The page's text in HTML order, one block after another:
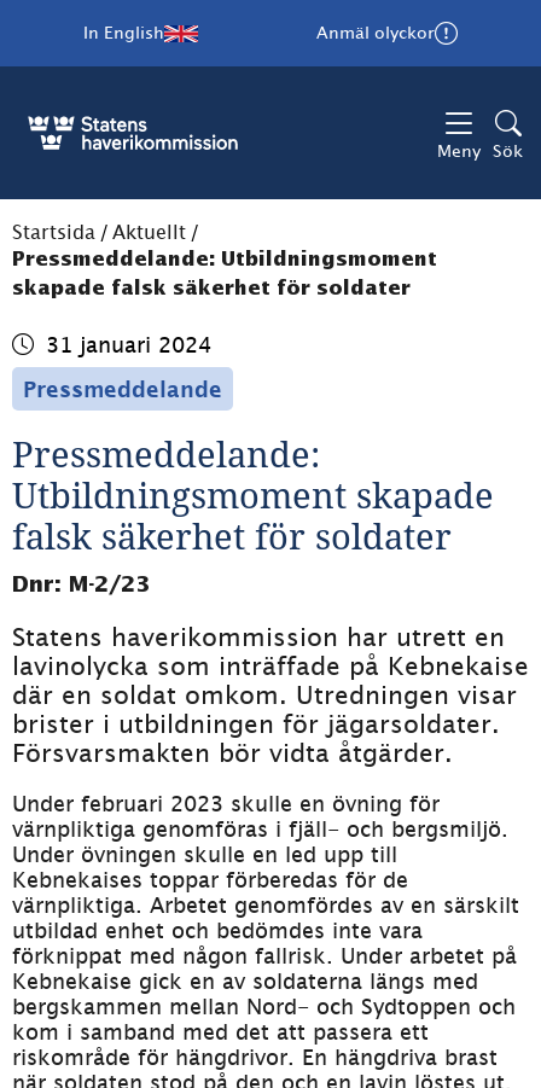
In English Anmäl olyckor
Meny Sök
Startsida / Aktuellt /
Pressmeddelande: Utbildningsmoment
skapade falsk säkerhet för soldater
31 januari 2024
Pressmeddelande
Pressmeddelande:
Utbildningsmoment skapade
falsk säkerhet för soldater
Dnr: M-2/23
Statens haverikommission har utrett en
lavinolycka som inträffade på Kebnekaise
där en soldat omkom. Utredningen visar
brister i utbildningen för jägarsoldater.
Försvarsmakten bör vidta åtgärder.
Under februari 2023 skulle en övning för
värnpliktiga genomföras i fjäll- och bergsmiljö.
Under övningen skulle en led upp till
Kebnekaises toppar förberedas för de
värnpliktiga. Arbetet genomfördes av en särskilt
utbildad enhet och bedömdes inte vara
förknippat med någon fallrisk. Under arbetet på
Kebnekaise gick en av soldaterna längs med
bergskammen mellan Nord- och Sydtoppen och
kom i samband med det att passera ett
riskområde för hängdrivor. En hängdriva brast
när soldaten stod på den och en lavin löstes ut.